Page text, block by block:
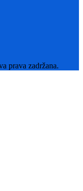
prava zadržana.